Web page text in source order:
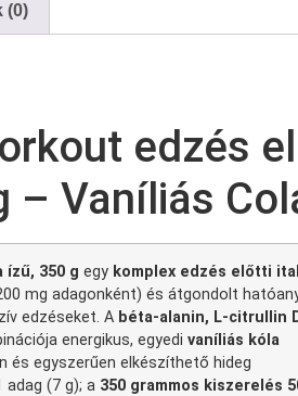
(0)
edzés
– Vaníliás
ízű, 350 g egy komplex edzés előtti
mg adagonként) és átgondolt
edzéseket. A béta-alanin, L-citrullin
energikus, egyedi vaníliás kóla
és egyszerűen elkészíthető hideg
adag (7 g); a 350 grammos kiszerelés